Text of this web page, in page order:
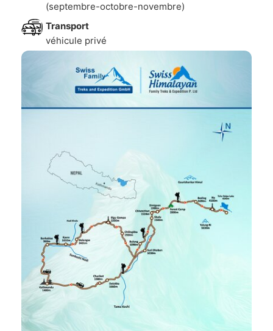
(septembre-octobre-novembre)
Transport
véhicule privé